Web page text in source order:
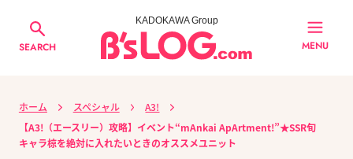
SEARCH
KADOKAWA Group
MENU
ホーム スペシャル
A3!
【A3!（エースリー）攻略】イベント“mAnkai ApArtment!”★SSR旬
キャラ椋を絶対に入れたいときのオススメユニット